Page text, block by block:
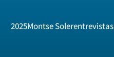
2025Montse Solerentrevistas